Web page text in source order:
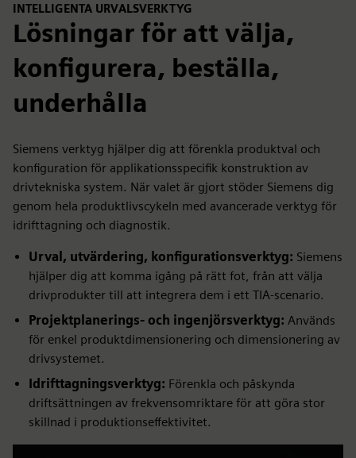
INTELLIGENTA URVALSVERKTYG
Lösningar för att välja,
konfigurera, beställa,
underhålla
Siemens verktyg hjälper dig att förenkla produktval och
konfiguration för applikationsspecifik konstruktion av
drivtekniska system. När valet är gjort stöder Siemens dig
genom hela produktlivscykeln med avancerade verktyg för
idrifttagning och diagnostik.
Urval, utvärdering, konfigurationsverktyg: Siemens
hjälper dig att komma igång på rätt fot, från att välja
drivprodukter till att integrera dem i ett TIA-scenario.
Projektplanerings- och ingenjörsverktyg: Används
för enkel produktdimensionering och dimensionering av
drivsystemet.
Idrifttagningsverktyg: Förenkla och påskynda
driftsättningen av frekvensomriktare för att göra stor
skillnad i produktionseffektivitet.